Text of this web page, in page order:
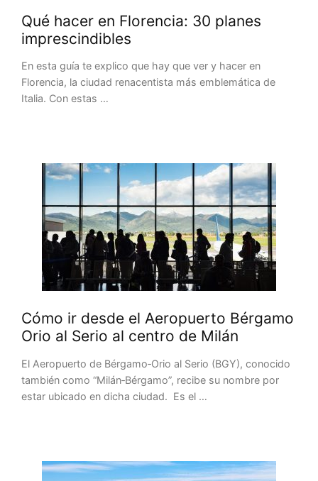
Qué hacer en Florencia: 30 planes
imprescindibles
En esta guía te explico que hay que ver y hacer en
Florencia, la ciudad renacentista más emblemática de
Italia. Con estas …
Cómo ir desde el Aeropuerto Bérgamo
Orio al Serio al centro de Milán
El Aeropuerto de Bérgamo‑Orio al Serio (BGY), conocido
también como “Milán‑Bérgamo”, recibe su nombre por
estar ubicado en dicha ciudad. Es el …